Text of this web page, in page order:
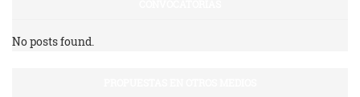
No posts found.